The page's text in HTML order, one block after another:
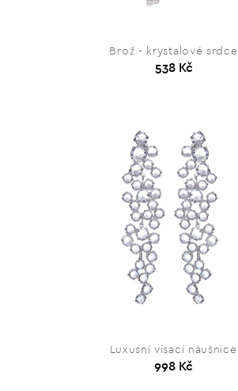
Brož - krystalové srdce
538 Kč
Luxusní visací náušnice
998 Kč